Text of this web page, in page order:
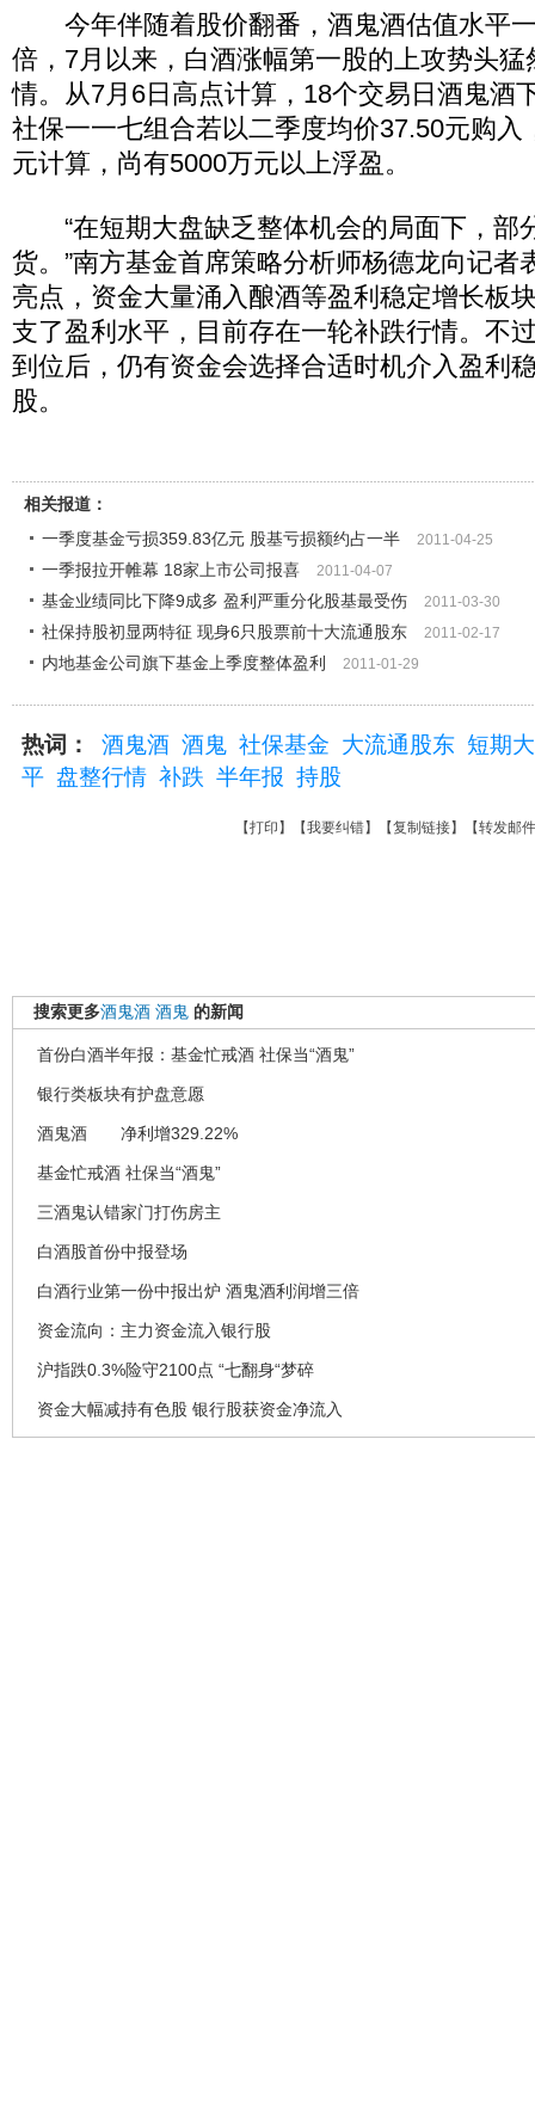
今年伴随着股价翻番，酒鬼酒估值水平
倍，7月以来，白酒涨幅第一股的上攻势头
情。从7月6日高点计算，18个交易日酒鬼酒
社保一一七组合若以二季度均价37.50元购入
元计算，尚有5000万元以上浮盈。
“在短期大盘缺乏整体机会的局面下，部
货。”南方基金首席策略分析师杨德龙向记者
亮点，资金大量涌入酿酒等盈利稳定增长板
支了盈利水平，目前存在一轮补跌行情。不
到位后，仍有资金会选择合适时机介入盈利
股。
相关报道：
一季度基金亏损359.83亿元 股基亏损额约占一半
2011-04-25
一季报拉开帷幕 18家上市公司报喜 2011-04-07
基金业绩同比下降9成多 盈利严重分化股基最受伤 2011-03-30
社保持股初显两特征 现身6只股票前十大流通股东 2011-02-17
内地基金公司旗下基金上季度整体盈利 2011-01-29
热词： 酒鬼酒 酒鬼 社保基金 大流通股东 短期
平 盘整行情 补跌 半年报 持股
【打印 】【我要纠错】【复制链接】【转发邮件
搜索更多酒鬼酒 酒鬼 的新闻
首份白酒半年报：基金忙戒酒 社保当“酒鬼”
银行类板块有护盘意愿
酒鬼酒 净利增329.22%
基金忙戒酒 社保当“酒鬼”
三酒鬼认错家门打伤房主
白酒股首份中报登场
白酒行业第一份中报出炉 酒鬼酒利润增三倍
资金流向：主力资金流入银行股
沪指跌0.3%险守2100点 “七翻身“梦碎
资金大幅减持有色股 银行股获资金净流入